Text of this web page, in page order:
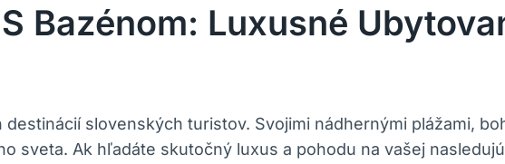
Bazénom: Luxusné
slovenských turistov. Svojimi nádhernými plážami,
sveta. Ak hľadáte skutočný luxus a pohodu na vašej